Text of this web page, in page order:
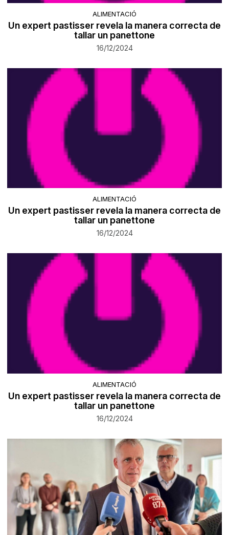
ALIMENTACIÓ
Un expert pastisser revela la manera correcta de
tallar un panettone
16/12/2024
ALIMENTACIÓ
Un expert pastisser revela la manera correcta de
tallar un panettone
16/12/2024
ALIMENTACIÓ
Un expert pastisser revela la manera correcta de
tallar un panettone
16/12/2024